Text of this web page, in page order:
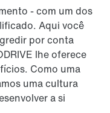
- com um dos
Aqui você
por conta
lhe oferece
Como uma
uma cultura
a si